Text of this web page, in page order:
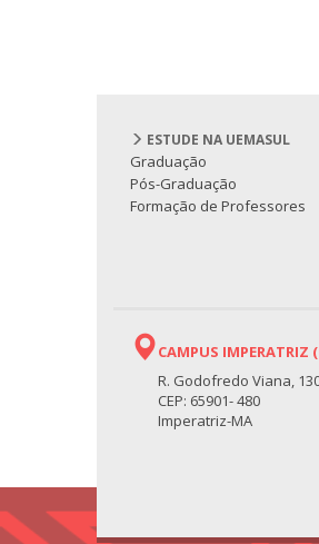
ESTUDE NA UEMASUL
Graduação
Pós-Graduação
Formação de Professores
CAMPUS IMPERATRIZ
R. Godofredo Viana,
CEP: 65901- 480
Imperatriz-MA